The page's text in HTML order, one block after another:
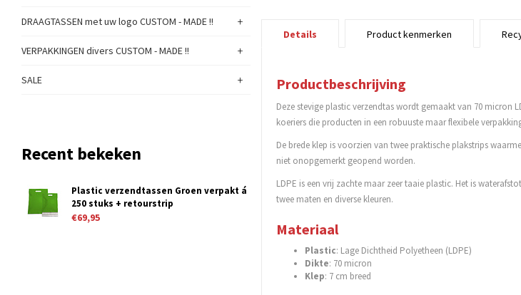
DRAAGTASSEN met uw logo CUSTOM - MADE !! +
VERPAKKINGEN divers CUSTOM - MADE !! +
SALE +
Recent bekeken
Plastic verzendtassen Groen verpakt á
250 stuks + retourstrip
€69,95
Details Product kenmerken
Productbeschrijving
Deze stevige plastic verzendtas wordt gemaakt van 70 micron
koeriers die producten in een robuuste maar flexibele
De brede klep is voorzien van twee praktische plakstrips
niet onopgemerkt geopend worden.
LDPE is een vrij zachte maar zeer taaie plastic. Het is
twee maten en diverse kleuren.
Materiaal
Plastic: Lage Dichtheid Polyetheen (LDPE)
Dikte: 70 micron
Klep: 7 cm breed